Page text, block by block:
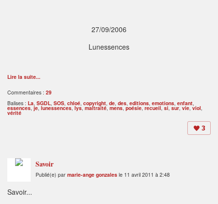
27/09/2006
Lunessences
Lire la suite...
Commentaires : 29
Balises : La, SGDL, SOS, chloé, copyright, de, des, editions, emotions, enfant,
essences, je, lunessences, lys, maltraité, mens, poésie, recueil, si, sur, vie, viol,
vérité
3
Savoir
Publié(e) par marie-ange gonzales le 11 avril 2011 à 2:48
Savoir...